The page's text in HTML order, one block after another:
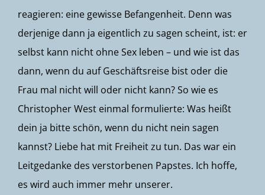
reagieren: eine gewisse Befangenheit. Denn was
derjenige dann ja eigentlich zu sagen scheint, ist: er
selbst kann nicht ohne Sex leben – und wie ist das
dann, wenn du auf Geschäftsreise bist oder die
Frau mal nicht will oder nicht kann? So wie es
Christopher West einmal formulierte: Was heißt
dein ja bitte schön, wenn du nicht nein sagen
kannst? Liebe hat mit Freiheit zu tun. Das war ein
Leitgedanke des verstorbenen Papstes. Ich hoffe,
es wird auch immer mehr unserer.